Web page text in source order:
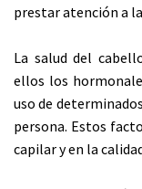
prestar atención a
La salud del
ellos los
uso de
persona. Estos
capilar y en la